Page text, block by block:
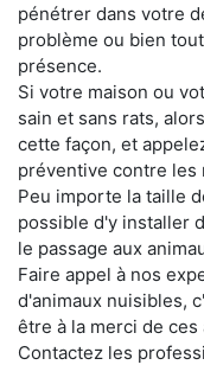
pénétrer dans votre
problème ou bien
présence.
Si votre maison ou
sain et sans rats,
cette façon, et
préventive contre les
Peu importe la taille
possible d'y installer
le passage aux
Faire appel à nos
d'animaux nuisibles,
être à la merci de
Contactez les